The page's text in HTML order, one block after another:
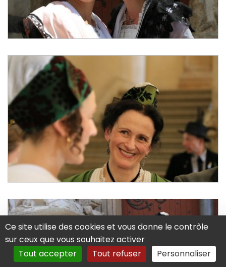
Ce site utilise des cookies et vous donne le contrôle
sur ceux que vous souhaitez activer
Tout accepter
Tout refuser Personnaliser